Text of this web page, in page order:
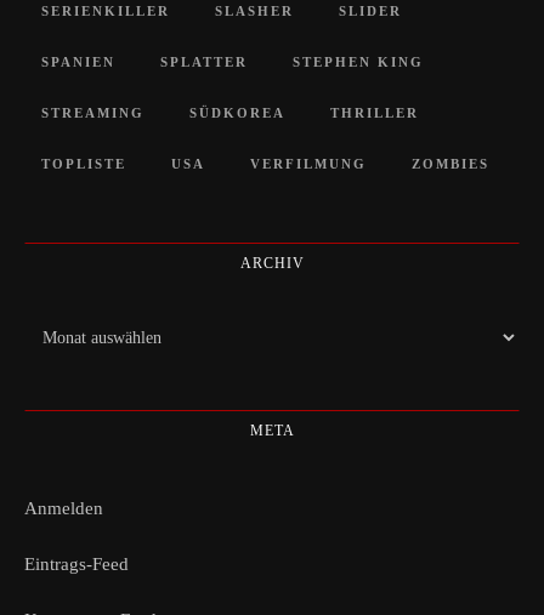
SERIENKILLER SLASHER SLIDER
SPANIEN SPLATTER STEPHEN KING
STREAMING SÜDKOREA THRILLER
TOPLISTE USA VERFILMUNG ZOMBIES
ARCHIV
Archiv
META
Anmelden
Eintrags-Feed